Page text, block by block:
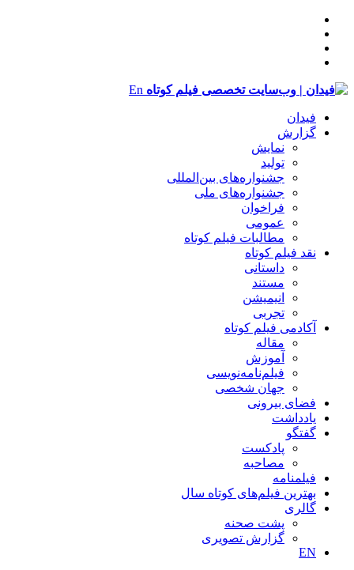
En
فیدان
گزارش
نمایش
تولید
‌‌جشنواره‌های بین‌المللی
جشنواره‌های ملی
فراخوان
عمومی
مطالبات فیلم کوتاه
نقد فیلم کوتاه
داستانی
مستند
انیمیشن
تجربی
آکادمی فیلم کوتاه
مقاله
آموزش
فیلم‌نامه‌نویسی
جهان شخصی
فضای بیرونی
یادداشت
گفتگو
پادکست
مصاحبه
فیلمنامه
بهترین فیلم‌های کوتاه سال
گالری
پشت صحنه
گزارش تصویری
EN